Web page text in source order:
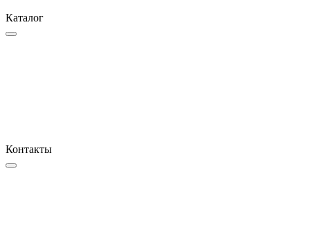
Каталог
Контакты